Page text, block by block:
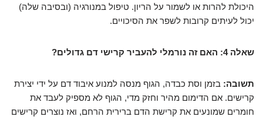
היכולת להרות או לשמור על הריון. טיפול במנורגיה (ובסיבה שלה)
יכול לעיתים קרובות לשפר את הסיכויים.
שאלה 4: האם זה נורמלי להעביר קרישי דם גדולים?
תשובה: בזמן וסת כבדה, הגוף מנסה למנוע איבוד דם על ידי יצירת
קרישים. אם הדימום מהיר וחזק מדי, הגוף לא מספיק לעבד את
חומרים שמונעים את קרישת הדם ברירית הרחם, ואז נוצרים קרישים